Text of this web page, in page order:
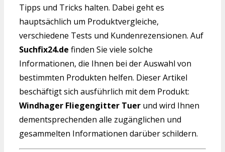
Tipps und Tricks halten. Dabei geht es
hauptsächlich um Produktvergleiche,
verschiedene Tests und Kundenrezensionen. Auf
Suchfix24.de finden Sie viele solche
Informationen, die Ihnen bei der Auswahl von
bestimmten Produkten helfen. Dieser Artikel
beschäftigt sich ausführlich mit dem Produkt:
Windhager Fliegengitter Tuer und wird Ihnen
dementsprechenden alle zugänglichen und
gesammelten Informationen darüber schildern.